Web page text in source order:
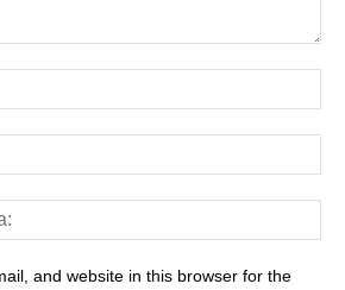
and website in this browser for the